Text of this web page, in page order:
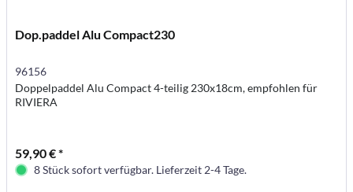
Dop.paddel Alu Compact230
96156
Doppelpaddel Alu Compact 4-teilig 230x18cm, empfohlen für
RIVIERA
59,90 € *
8 Stück sofort verfügbar. Lieferzeit 2-4 Tage.